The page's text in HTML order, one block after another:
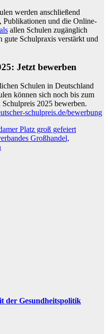
werden anschließend
Publikationen und die Online-
allen Schulen zugänglich
gute Schulpraxis verstärkt und
Jetzt bewerben
Schulen in Deutschland
können sich noch bis zum
2025 bewerben.
schulpreis.de/bewerbung
Platz groß gefeiert
Großhandel,
der Gesundheitspolitik